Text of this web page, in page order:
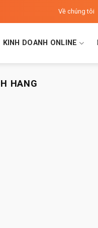
Về chúng tôi
KINH DOANH ONLINE
HANG